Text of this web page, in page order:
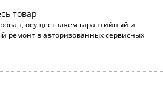
товар
осуществляем гарантийный и
ремонт в авторизованных сервисных